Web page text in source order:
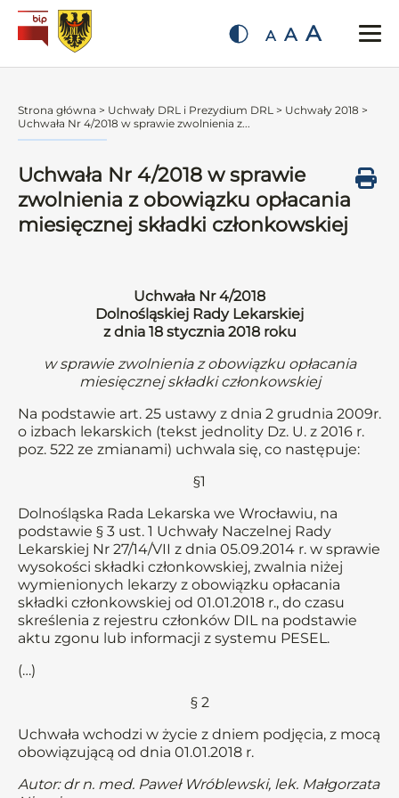
A A A
Strona główna > Uchwały DRL i Prezydium DRL > Uchwały 2018 >
Uchwała Nr 4/2018 w sprawie zwolnienia z...
Uchwała Nr 4/2018 w sprawie
zwolnienia z obowiązku opłacania
miesięcznej składki członkowskiej
Uchwała Nr 4/2018
Dolnośląskiej Rady Lekarskiej
z dnia 18 stycznia 2018 roku
w sprawie zwolnienia z obowiązku opłacania
miesięcznej składki członkowskiej
Na podstawie art. 25 ustawy z dnia 2 grudnia 2009r.
o izbach lekarskich (tekst jednolity Dz. U. z 2016 r.
poz. 522 ze zmianami) uchwala się, co następuje:
§1
Dolnośląska Rada Lekarska we Wrocławiu, na
podstawie § 3 ust. 1 Uchwały Naczelnej Rady
Lekarskiej Nr 27/14/VII z dnia 05.09.2014 r. w sprawie
wysokości składki członkowskiej, zwalnia niżej
wymienionych lekarzy z obowiązku opłacania
składki członkowskiej od 01.01.2018 r., do czasu
skreślenia z rejestru członków DIL na podstawie
aktu zgonu lub informacji z systemu PESEL.
(…)
§ 2
Uchwała wchodzi w życie z dniem podjęcia, z mocą
obowiązującą od dnia 01.01.2018 r.
Autor: dr n. med. Paweł Wróblewski, lek. Małgorzata